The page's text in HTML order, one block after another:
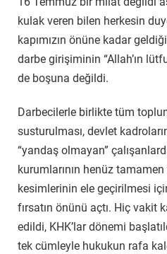
kulak veren bilen herkesin
kapımızın önüne kadar
darbe girişiminin “Allah’ın
de boşuna değildi.
Darbecilerle birlikte tüm
susturulması, devlet
“yandaş olmayan”
kurumlarının henüz
kesimlerinin ele geçirilmesi
fırsatın önünü açtı. Hiç vakit
edildi, KHK’lar dönemi
tek cümleyle hukukun rafa